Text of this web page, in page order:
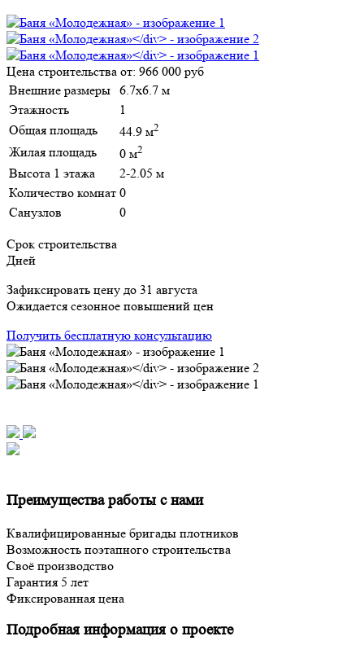
Цена строительства от: 966 000 руб
Внешние размеры 6.7х6.7 м
Этажность
1
Общая площадь
44.9 м2
Жилая площадь 0 м2
Высота 1 этажа
2-2.05 м
Количество комнат 0
Санузлов
0
Срок строительства
Дней
Зафиксировать цену до 31 августа
Ожидается сезонное повышений цен
Получить бесплатную консультацию
Преимущества работы с нами
Квалифицированные бригады плотников
Возможность поэтапного строительства
Своё производство
Гарантия 5 лет
Фиксированная цена
Подробная информация о проекте